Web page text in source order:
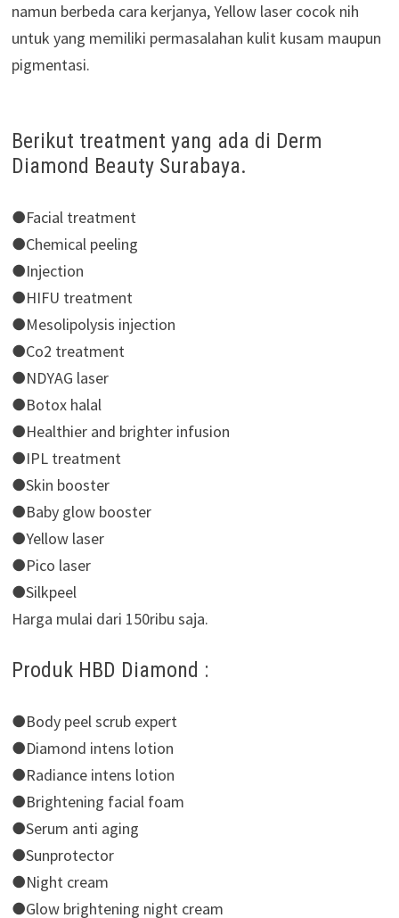
namun berbeda cara kerjanya, Yellow laser cocok nih
untuk yang memiliki permasalahan kulit kusam maupun
pigmentasi.
Berikut treatment yang ada di Derm
Diamond Beauty Surabaya.
●Facial treatment
●Chemical peeling
●Injection
●HIFU treatment
●Mesolipolysis injection
●Co2 treatment
●NDYAG laser
●Botox halal
●Healthier and brighter infusion
●IPL treatment
●Skin booster
●Baby glow booster
●Yellow laser
●Pico laser
●Silkpeel
Harga mulai dari 150ribu saja.
Produk HBD Diamond :
●Body peel scrub expert
●Diamond intens lotion
●Radiance intens lotion
●Brightening facial foam
●Serum anti aging
●Sunprotector
●Night cream
●Glow brightening night cream